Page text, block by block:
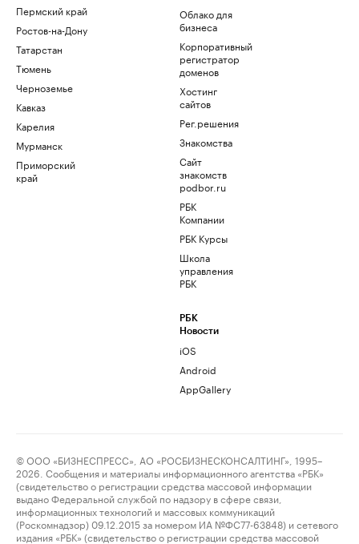
Пермский край
Ростов-на-Дону
Татарстан
Тюмень
Черноземье
Кавказ
Карелия
Мурманск
Приморский
край
Облако для
бизнеса
Корпоративный
регистратор
доменов
Хостинг
сайтов
Рег.решения
Знакомства
Сайт
знакомств
podbor.ru
РБК
Компании
РБК Курсы
Школа
управления
РБК
РБК
Новости
iOS
Android
AppGallery
© ООО «БИЗНЕСПРЕСС», АО «РОСБИЗНЕСКОНСАЛТИНГ», 1995–
2026. Сообщения и материалы информационного агентства «РБК»
(свидетельство о регистрации средства массовой информации
выдано Федеральной службой по надзору в сфере связи,
информационных технологий и массовых коммуникаций
(Роскомнадзор) 09.12.2015 за номером ИА №ФС77-63848) и сетевого
издания «РБК» (свидетельство о регистрации средства массовой